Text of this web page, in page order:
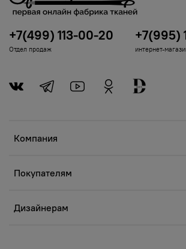
Компания
Покупателям
Дизайнерам
+7(499) 113-00-20
Отдел продаж
+7(995)
интернет-